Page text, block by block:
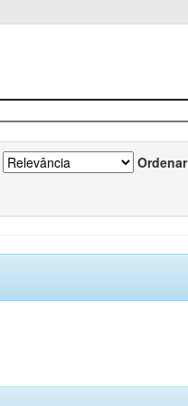
Ordenar